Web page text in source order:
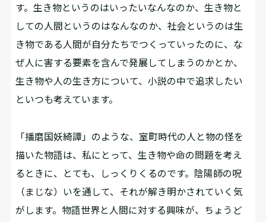
す。生き物というのはいったいなんなのか、生き物と
しての人間というのはなんなのか、社会というのは生
き物である人間が自分たちでつくっていったのに、な
ぜ人に害する要素を含んで発展してしまうのかとか、
生き物や人の生き方について、小説の中で追求したい
といつも考えています。
「播磨国妖綺譚」のような、室町時代の人と物の怪を
描いた物語は、私にとって、生き物や命の問題を考え
るときに、とても、しっくりくるのです。陰陽師の呪
（まじな）いを通して、それが解き明かされていく気
がします。物語世界と人間に対する興味が、ちょうど